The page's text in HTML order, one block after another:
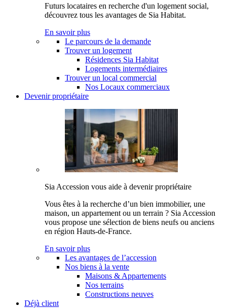
Futurs locataires en recherche d'un logement social,
découvrez tous les avantages de Sia Habitat.
En savoir plus
Le parcours de la demande
Trouver un logement
Résidences Sia Habitat
Logements intermédiaires
Trouver un local commercial
Nos Locaux commerciaux
Devenir propriétaire
Sia Accession vous aide à devenir propriétaire
Vous êtes à la recherche d’un bien immobilier, une
maison, un appartement ou un terrain ? Sia Accession
vous propose une sélection de biens neufs ou anciens
en région Hauts-de-France.
En savoir plus
Les avantages de l’accession
Nos biens à la vente
Maisons & Appartements
Nos terrains
Constructions neuves
Déjà client